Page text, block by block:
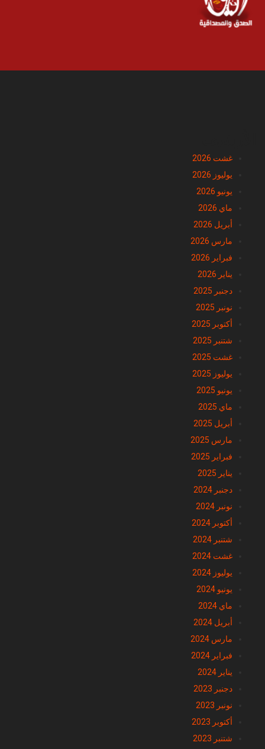
غشت 2026
يوليوز 2026
يونيو 2026
ماي 2026
أبريل 2026
مارس 2026
فبراير 2026
يناير 2026
دجنبر 2025
نونبر 2025
أكتوبر 2025
شتنبر 2025
غشت 2025
يوليوز 2025
يونيو 2025
ماي 2025
أبريل 2025
مارس 2025
فبراير 2025
يناير 2025
دجنبر 2024
نونبر 2024
أكتوبر 2024
شتنبر 2024
غشت 2024
يوليوز 2024
يونيو 2024
ماي 2024
أبريل 2024
مارس 2024
فبراير 2024
يناير 2024
دجنبر 2023
نونبر 2023
أكتوبر 2023
شتنبر 2023